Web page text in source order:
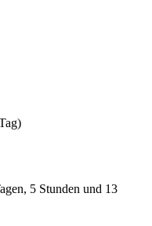
5 Stunden und 13